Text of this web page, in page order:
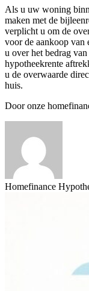
Als u uw woning
maken met de
verplicht u om de
voor de aankoop
u over het bedrag
hypotheekrente
u de overwaarde
huis.
Door onze
Homefinance